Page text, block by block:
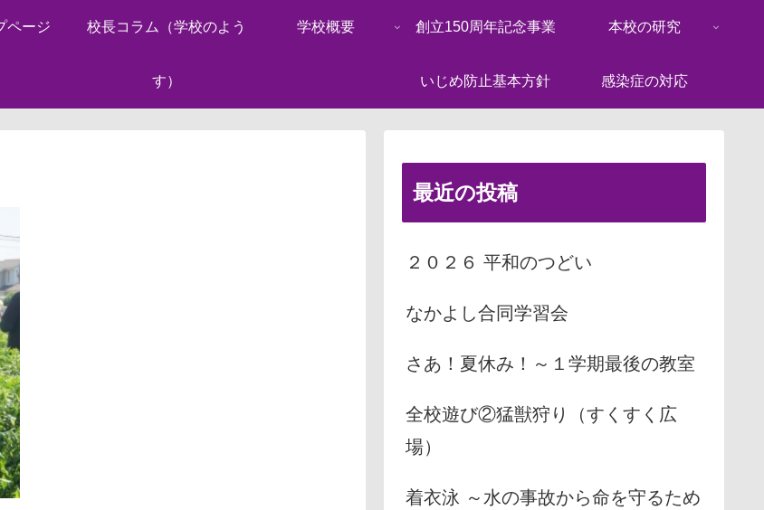
ページ 校長コラム（学校のよう
す）
学校概要 創立150周年記念事業 本校の研究
いじめ防止基本方針 感染症の対応
最近の投稿
２０２６ 平和のつどい
なかよし合同学習会
さあ！夏休み！～１学期最後の教室
全校遊び②猛獣狩り（すくすく広
場）
着衣泳 ～水の事故から命を守るため